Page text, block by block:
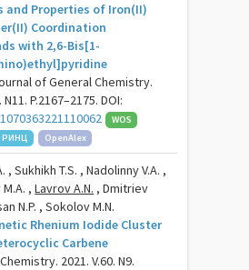
and Properties of Iron(II)
Coordination
with 2,6-Bis[1-
of General Chemistry.
N11. P.2167–2175. DOI:
WOS
РИНЦ OpenAlex
, Sukhikh T.S. , Nadolinny V.A. ,
M.A. ,Lavrov A.N. , Dmitriev
N.P. , Sokolov M.N.
Rhenium Iodide Cluster
Carbene
2021. V.60. N9.